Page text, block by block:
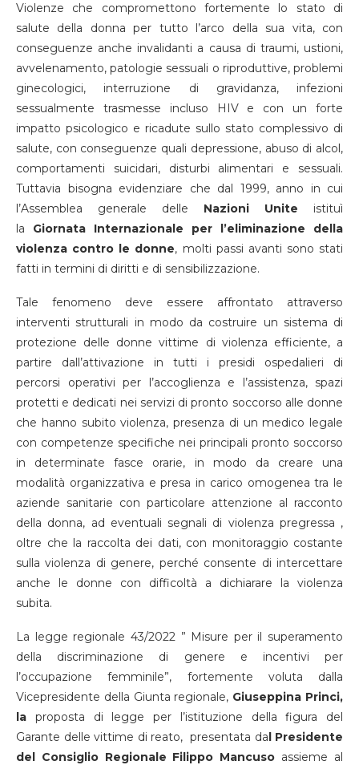
Violenze che compromettono fortemente lo stato di
salute della donna per tutto l’arco della sua vita, con
conseguenze anche invalidanti a causa di traumi, ustioni,
avvelenamento, patologie sessuali o riproduttive, problemi
ginecologici, interruzione di gravidanza, infezioni
sessualmente trasmesse incluso HIV e con un forte
impatto psicologico e ricadute sullo stato complessivo di
salute, con conseguenze quali depressione, abuso di alcol,
comportamenti suicidari, disturbi alimentari e sessuali.
Tuttavia bisogna evidenziare che dal 1999, anno in cui
l’Assemblea generale delle Nazioni Unite istituì
la Giornata Internazionale per l’eliminazione della
violenza contro le donne, molti passi avanti sono stati
fatti in termini di diritti e di sensibilizzazione.
Tale fenomeno deve essere affrontato attraverso
interventi strutturali in modo da costruire un sistema di
protezione delle donne vittime di violenza efficiente, a
partire dall’attivazione in tutti i presidi ospedalieri di
percorsi operativi per l’accoglienza e l’assistenza, spazi
protetti e dedicati nei servizi di pronto soccorso alle donne
che hanno subito violenza, presenza di un medico legale
con competenze specifiche nei principali pronto soccorso
in determinate fasce orarie, in modo da creare una
modalità organizzativa e presa in carico omogenea tra le
aziende sanitarie con particolare attenzione al racconto
della donna, ad eventuali segnali di violenza pregressa ,
oltre che la raccolta dei dati, con monitoraggio costante
sulla violenza di genere, perché consente di intercettare
anche le donne con difficoltà a dichiarare la violenza
subita.
La legge regionale 43/2022 ” Misure per il superamento
della discriminazione di genere e incentivi per
l’occupazione femminile”, fortemente voluta dalla
Vicepresidente della Giunta regionale, Giuseppina Princi,
la proposta di legge per l’istituzione della figura del
Garante delle vittime di reato, presentata dal Presidente
del Consiglio Regionale Filippo Mancuso assieme al